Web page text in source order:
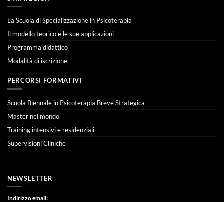
La Scuola di Specializzazione in Psicoterapia
Il modello teorico e le sue applicazioni
Programma didattico
Modalità di iscrizione
PERCORSI FORMATIVI
Scuola Biennale in Psicoterapia Breve Strategica
Master nel mondo
Training intensivi e residenziali
Supervisioni Cliniche
NEWSLETTER
Indirizzo email: